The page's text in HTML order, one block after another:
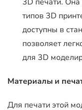
типов 3D
доступны в
позволяет
для 3D
Материалы и
Для печати этой